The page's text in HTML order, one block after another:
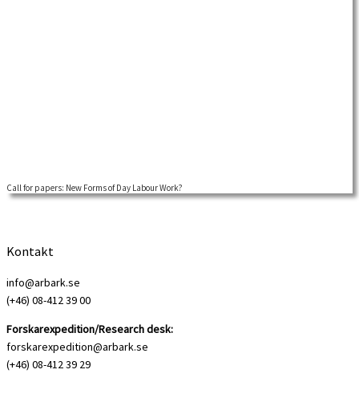
Call for papers: New Forms of Day Labour Work?
Kontakt
info@arbark.se
(+46) 08-412 39 00
Forskarexpedition/Research desk:
forskarexpedition@arbark.se
(+46) 08-412 39 29